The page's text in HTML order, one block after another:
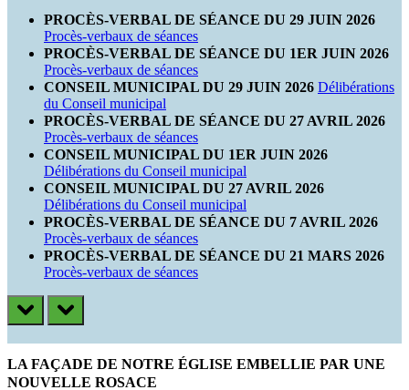
PROCÈS-VERBAL DE SÉANCE DU 29 JUIN 2026
Procès-verbaux de séances
PROCÈS-VERBAL DE SÉANCE DU 1ER JUIN 2026
Procès-verbaux de séances
CONSEIL MUNICIPAL DU 29 JUIN 2026 Délibérations
du Conseil municipal
PROCÈS-VERBAL DE SÉANCE DU 27 AVRIL 2026
Procès-verbaux de séances
CONSEIL MUNICIPAL DU 1ER JUIN 2026
Délibérations du Conseil municipal
CONSEIL MUNICIPAL DU 27 AVRIL 2026
Délibérations du Conseil municipal
PROCÈS-VERBAL DE SÉANCE DU 7 AVRIL 2026
Procès-verbaux de séances
PROCÈS-VERBAL DE SÉANCE DU 21 MARS 2026
Procès-verbaux de séances
prev next
LA FAÇADE DE NOTRE ÉGLISE EMBELLIE PAR UNE
NOUVELLE ROSACE